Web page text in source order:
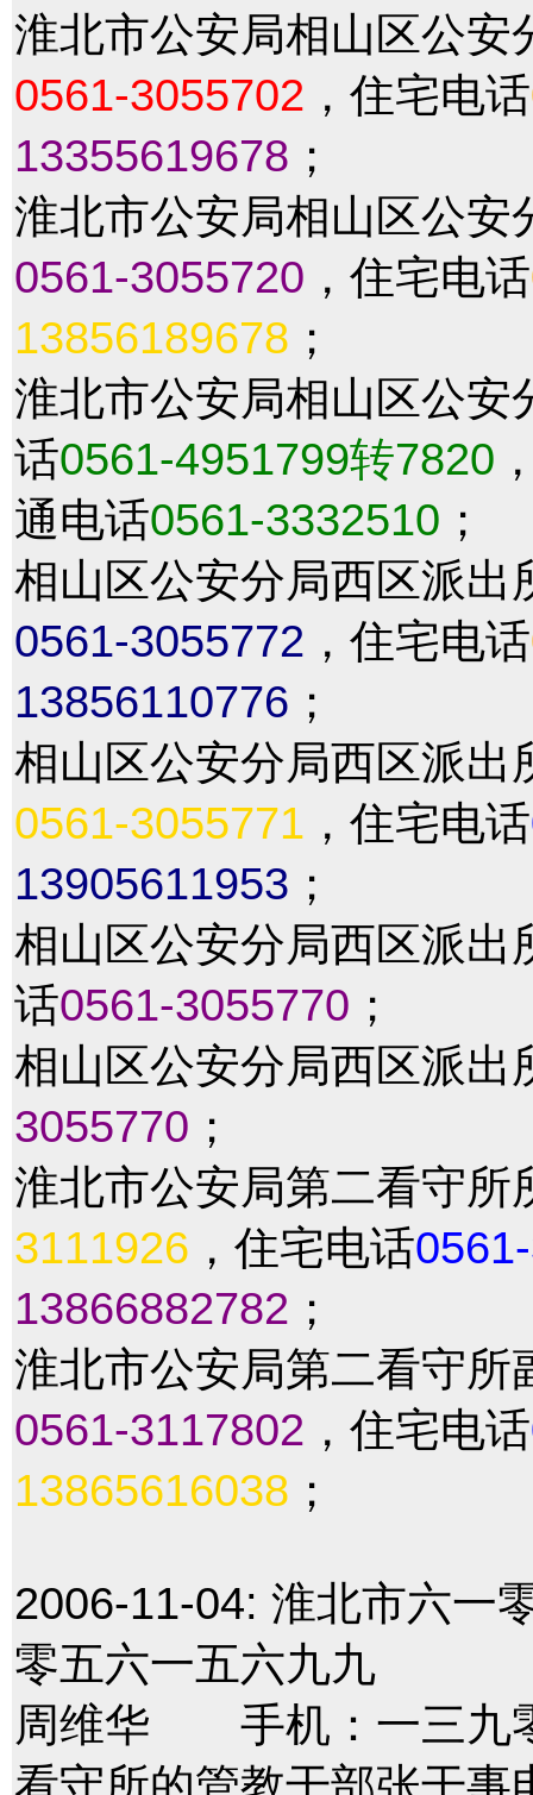
淮北市公安局相山区公
0561-3055702 ，住宅电话
13355619678 ；
淮北市公安局相山区公
0561-3055720 ，住宅电话
13856189678 ；
淮北市公安局相山区公
话0561-4951799转7820
通电话0561-3332510 ；
相山区公安分局西区派
0561-3055772 ，住宅电话
13856110776 ；
相山区公安分局西区派
0561-3055771 ，住宅电话
13905611953 ；
相山区公安分局西区派
话0561-3055770 ；
相山区公安分局西区派
3055770 ；
淮北市公安局第二看守
3111926 ，住宅电话
13866882782 ；
淮北市公安局第二看守
0561-3117802 ，住宅电话
13865616038 ；
2006-11-04: 淮北市六
零五六一五六九九
周维华 手机：一三九